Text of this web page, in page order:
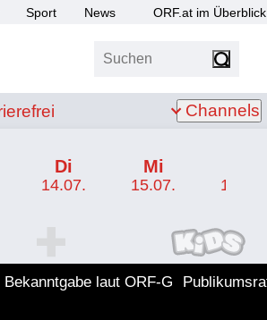
Sport News ORF.at im Überblick
Suchen
Channels
Di
14.07.
Mi
15.07. 16.07.
ORF KIDS Programm
Bekanntgabe laut ORF-G